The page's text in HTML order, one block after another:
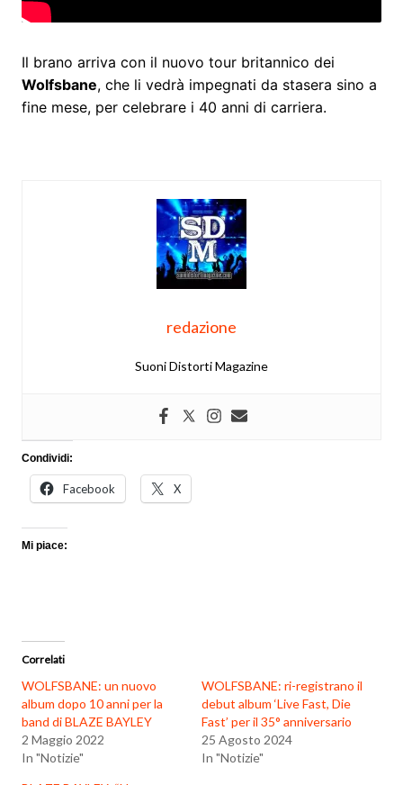
Il brano arriva con il nuovo tour britannico dei
Wolfsbane, che li vedrà impegnati da stasera sino a
fine mese, per celebrare i 40 anni di carriera.
redazione
Suoni Distorti Magazine
Condividi:
Facebook X
Mi piace:
Correlati
WOLFSBANE: un nuovo
album dopo 10 anni per la
band di BLAZE BAYLEY
2 Maggio 2022
In "Notizie"
WOLFSBANE: ri-registrano il
debut album ‘Live Fast, Die
Fast’ per il 35° anniversario
25 Agosto 2024
In "Notizie"